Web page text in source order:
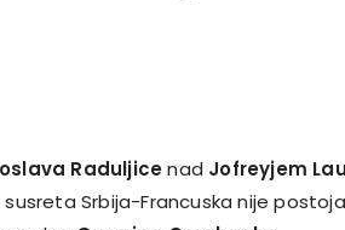
Raduljicenad Jofreyjem
Srbija-Francuska nije